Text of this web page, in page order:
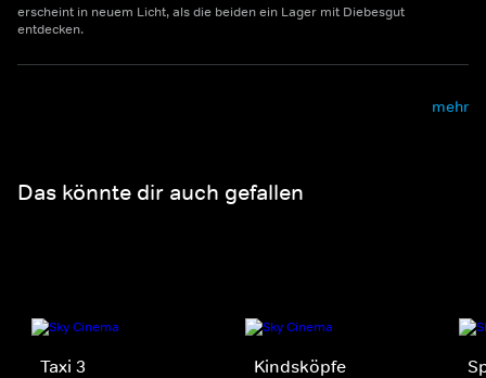
erscheint in neuem Licht, als die beiden ein Lager mit Diebesgut
entdecken.
mehr
Das könnte dir auch gefallen
Taxi 3 Kindsköpfe